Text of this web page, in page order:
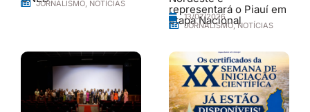
JORNALISMO, NOTÍCIAS
representará o Piauí em
etapa Nacional
13/07/2026
JORNALISMO,NOTÍCIAS